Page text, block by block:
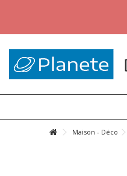
Maison - Déco